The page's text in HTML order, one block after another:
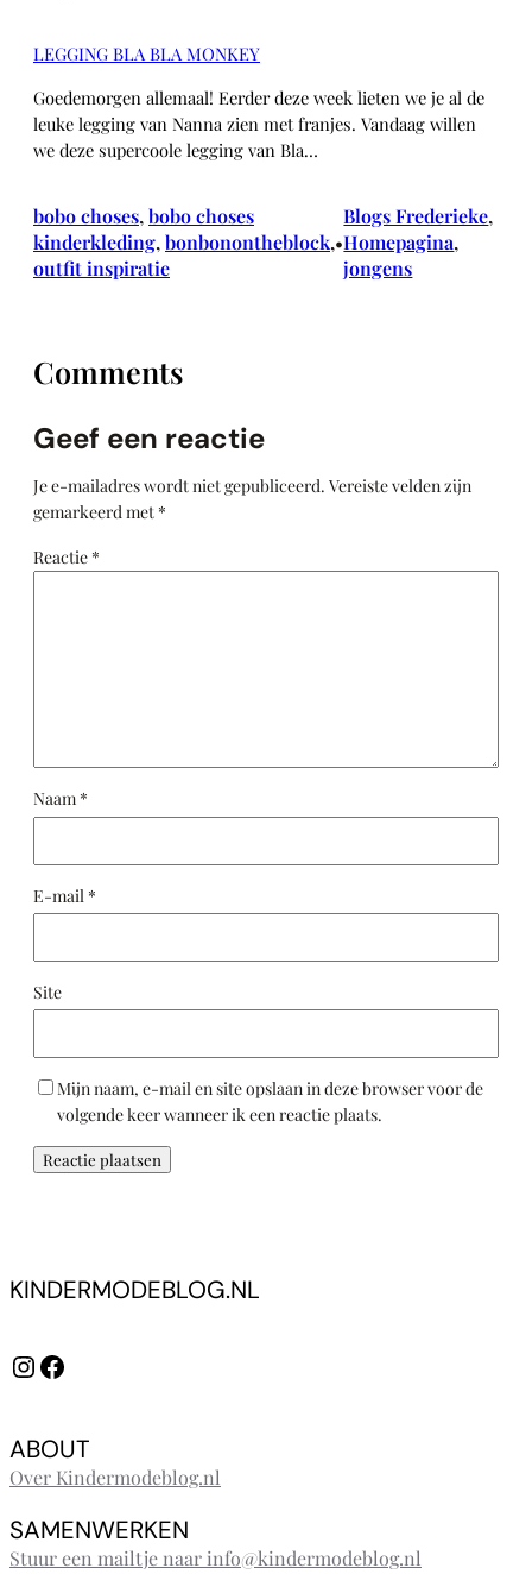
LEGGING BLA BLA MONKEY
Goedemorgen allemaal! Eerder deze week lieten we je al de
leuke legging van Nanna zien met franjes. Vandaag willen
we deze supercoole legging van Bla…
bobo choses, bobo choses
kinderkleding, bonbonontheblock ,
outfit inspiratie
•
Blogs Frederieke
Homepagina
jongens
Comments
Geef een reactie
Je e-mailadres wordt niet gepubliceerd. Vereiste velden zijn
gemarkeerd met *
Reactie *
Naam *
E-mail *
Site
Mijn naam, e-mail en site opslaan in deze browser voor de
volgende keer wanneer ik een reactie plaats.
KINDERMODEBLOG.NL
InstagramFacebook
ABOUT
Over Kindermodeblog.nl
SAMENWERKEN
Stuur een mailtje naar info@kindermodeblog.nl